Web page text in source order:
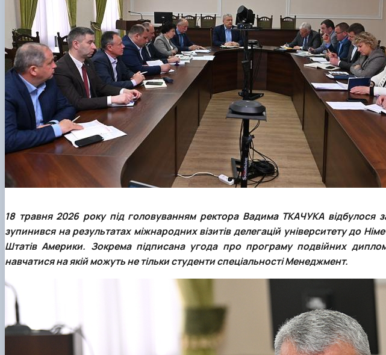
18 травня 2026 року під головуванням ректора Вадима ТКАЧУКА відбулося
зупинився на результатах міжнародних візитів делегацій університету до
Штатів Америки. Зокрема підписана угода про програму подвійних
навчатися на якій можуть не тільки студенти спеціальності Менеджмент.